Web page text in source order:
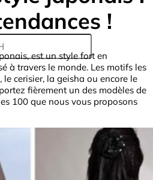
!
est un style fort en
à travers le monde. Les motifs les
cerisier, la geisha ou encore le
fièrement un des modèles de
100 que nous vous proposons